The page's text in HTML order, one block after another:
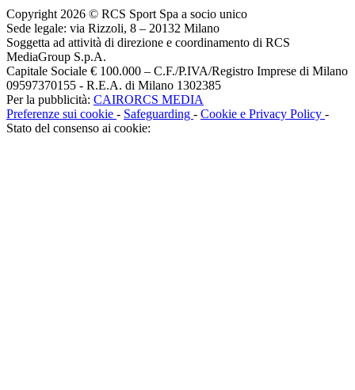
Copyright 2026 © RCS Sport Spa a socio unico
Sede legale: via Rizzoli, 8 – 20132 Milano
Soggetta ad attività di direzione e coordinamento di RCS
MediaGroup S.p.A.
Capitale Sociale € 100.000 – C.F./P.IVA/Registro Imprese di Milano
09597370155 - R.E.A. di Milano 1302385
Per la pubblicità: CAIRORCS MEDIA
Preferenze sui cookie - Safeguarding - Cookie e Privacy Policy -
Stato del consenso ai cookie: